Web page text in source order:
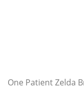
One Patient Zelda